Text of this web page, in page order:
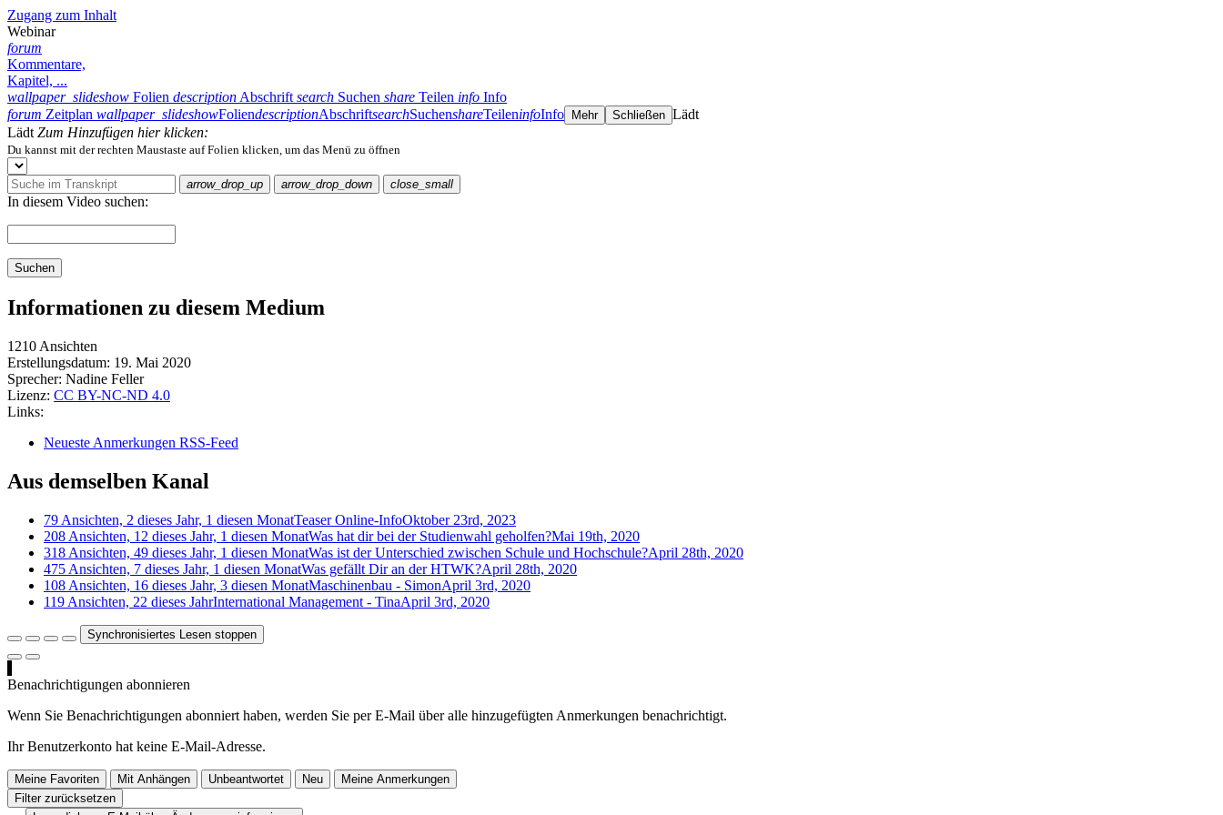
Zugang zum Inhalt
Webinar
forum
Kommentare,
Kapitel, ...
wallpaper_slideshow Folien description Abschrift search Suchen share Teilen info Info
forum Zeitplan wallpaper_slideshowFoliendescriptionAbschriftsearchSuchenshareTeileninfoInfo Mehr Schließen Lädt
Lädt Zum Hinzufügen hier klicken:
Du kannst mit der rechten Maustaste auf Folien klicken, um das Menü zu öffnen
arrow_drop_up arrow_drop_down close_small
In diesem Video suchen:
Suchen
Informationen zu diesem Medium
1210 Ansichten
Erstellungsdatum: 19. Mai 2020
Sprecher: Nadine Feller
Lizenz: CC BY-NC-ND 4.0
Links:
Neueste Anmerkungen RSS-Feed
Aus demselben Kanal
79 Ansichten, 2 dieses Jahr, 1 diesen MonatTeaser Online-InfoOktober 23rd, 2023
208 Ansichten, 12 dieses Jahr, 1 diesen MonatWas hat dir bei der Studienwahl geholfen?Mai 19th, 2020
318 Ansichten, 49 dieses Jahr, 1 diesen MonatWas ist der Unterschied zwischen Schule und Hochschule?April 28th, 2020
475 Ansichten, 7 dieses Jahr, 1 diesen MonatWas gefällt Dir an der HTWK?April 28th, 2020
108 Ansichten, 16 dieses Jahr, 3 diesen MonatMaschinenbau - SimonApril 3rd, 2020
119 Ansichten, 22 dieses JahrInternational Management - TinaApril 3rd, 2020
Synchronisiertes Lesen stoppen
Benachrichtigungen abonnieren
Wenn Sie Benachrichtigungen abonniert haben, werden Sie per E-Mail über alle hinzugefügten Anmerkungen benachrichtigt.
Ihr Benutzerkonto hat keine E-Mail-Adresse.
Meine Favoriten Mit Anhängen Unbeantwortet Neu
Meine Anmerkungen
Filter zurücksetzen